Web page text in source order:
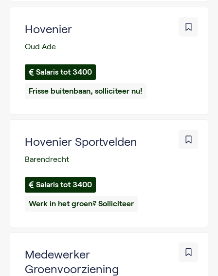
Hovenier
Oud Ade
Salaris tot 3400
Frisse buitenbaan, solliciteer nu!
Hovenier Sportvelden
Barendrecht
Salaris tot 3400
Werk in het groen? Solliciteer
Medewerker
Groenvoorziening